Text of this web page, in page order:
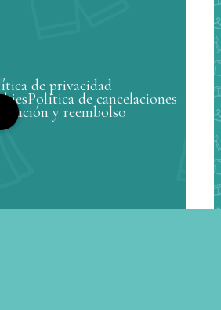
de privacidad
Política de cancelaciones
y reembolso